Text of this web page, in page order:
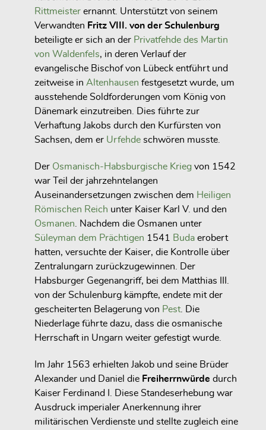
Rittmeister ernannt. Unterstützt von seinem
Verwandten Fritz VIII. von der Schulenburg
beteiligte er sich an der Privatfehde des Martin
von Waldenfels, in deren Verlauf der
evangelische Bischof von Lübeck entführt und
zeitweise in Altenhausen festgesetzt wurde, um
ausstehende Soldforderungen vom König von
Dänemark einzutreiben. Dies führte zur
Verhaftung Jakobs durch den Kurfürsten von
Sachsen, dem er Urfehde schwören musste.
Der Osmanisch-Habsburgische Krieg von 1542
war Teil der jahrzehntelangen
Auseinandersetzungen zwischen dem Heiligen
Römischen Reich unter Kaiser Karl V. und den
Osmanen. Nachdem die Osmanen unter
Süleyman dem Prächtigen 1541 Buda erobert
hatten, versuchte der Kaiser, die Kontrolle über
Zentralungarn zurückzugewinnen. Der
Habsburger Gegenangriff, bei dem Matthias III.
von der Schulenburg kämpfte, endete mit der
gescheiterten Belagerung von Pest. Die
Niederlage führte dazu, dass die osmanische
Herrschaft in Ungarn weiter gefestigt wurde.
Im Jahr 1563 erhielten Jakob und seine Brüder
Alexander und Daniel die Freiherrnwürde durch
Kaiser Ferdinand I. Diese Standeserhebung war
Ausdruck imperialer Anerkennung ihrer
militärischen Verdienste und stellte zugleich eine